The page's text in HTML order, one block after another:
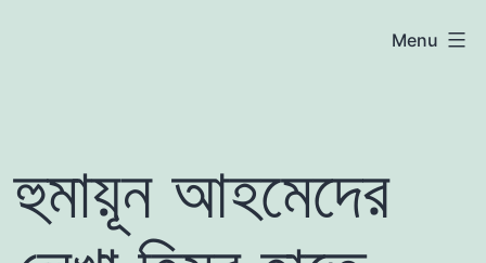
Menu
হুমায়ূন আহমেদের